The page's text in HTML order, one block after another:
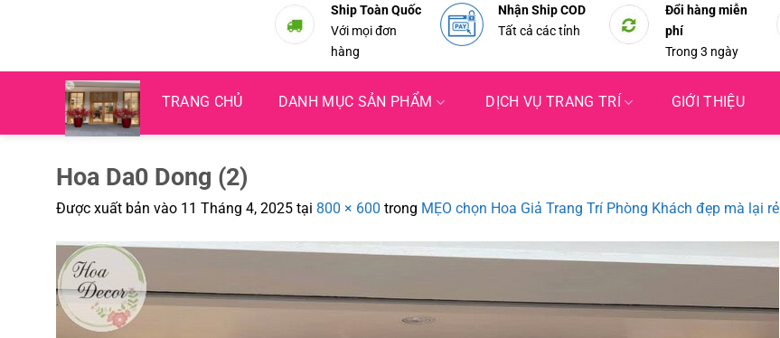
Ship Toàn Quốc
Với mọi đơn
hàng
Nhận Ship COD
Tất cả các tỉnh
Đổi hàng miễn
phí
Trong 3 ngày
TRANG CHỦ DANH MỤC SẢN PHẨM DỊCH VỤ TRANG TRÍ GIỚI THIỆU
Hoa Da0 Dong (2)
Được xuất bản vào 11 Tháng 4, 2025 tại 800 × 600 trong MẸO chọn Hoa Giả Trang Trí Phòng Khách đẹp mà lại rẻ